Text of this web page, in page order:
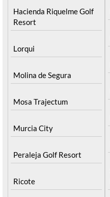
Hacienda Riquelme Golf
Resort
Lorqui
Molina de Segura
Mosa Trajectum
Murcia City
Peraleja Golf Resort
Ricote